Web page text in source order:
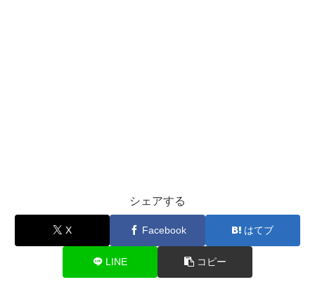
シェアする
X Facebook はてブ
LINE コピー